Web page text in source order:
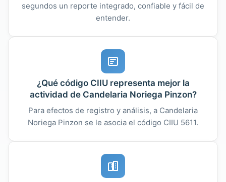
segundos un reporte integrado, confiable y fácil de
entender.
¿Qué código CIIU representa mejor la
actividad de Candelaria Noriega Pinzon?
Para efectos de registro y análisis, a Candelaria
Noriega Pinzon se le asocia el código CIIU 5611.